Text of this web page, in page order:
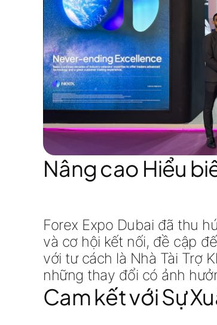
Nâng cao Hiểu
Forex Expo Dubai đã thu
và cơ hội kết nối, đề cập
với tư cách là Nhà Tài Trợ
những thay đổi có ảnh
Cam kết với Sự